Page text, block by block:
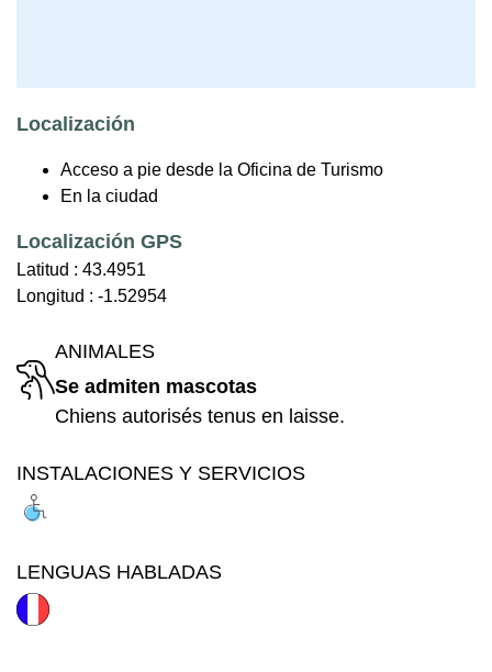
Localización
Acceso a pie desde la Oficina de Turismo
En la ciudad
Localización GPS
Latitud : 43.4951
Longitud : -1.52954
ANIMALES
Se admiten mascotas
Chiens autorisés tenus en laisse.
INSTALACIONES Y SERVICIOS
LENGUAS HABLADAS